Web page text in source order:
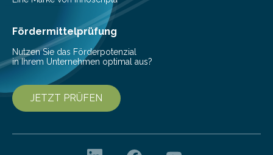
gehören zum „Reallabor…
Fördermittelprüfung
Nutzen Sie das Förderpotenzial
in Ihrem Unternehmen optimal aus?
JETZT PRÜFEN